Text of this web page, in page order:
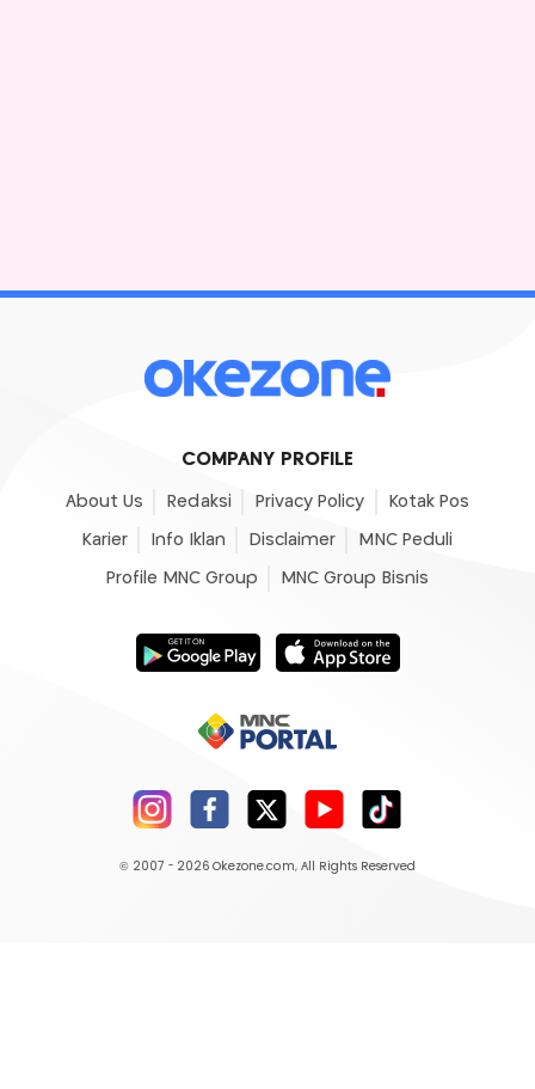
COMPANY PROFILE
About Us Redaksi Privacy Policy Kotak Pos
Karier Info Iklan Disclaimer MNC Peduli
Profile MNC Group MNC Group Bisnis
© 2007 - 2026 Okezone.com, All Rights Reserved